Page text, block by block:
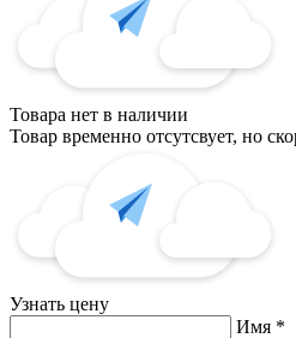
Товара нет в наличии
Товар временно отсутсвует, но
Узнать цену
Имя *